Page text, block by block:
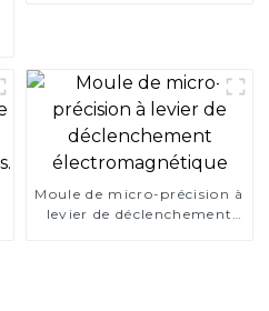
Moule de micro-précision à
levier de déclenchement